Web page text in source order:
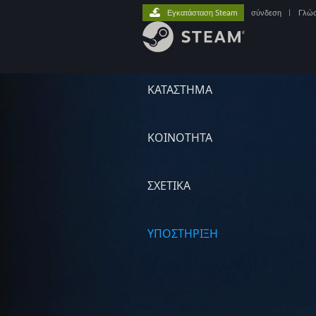
ΚΑΤΑΣΤΗΜΑ
ΚΟΙΝΟΤΗΤΑ
ΣΧΕΤΙΚΆ
ΥΠΟΣΤΗΡΙΞΗ
Εγκατάσταση Steam σύνδεση